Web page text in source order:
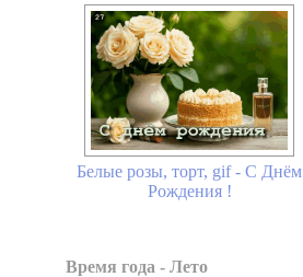
Белые розы, торт, gif - С Днём
Рождения !
Время года - Лето